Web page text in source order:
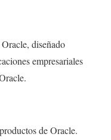
diseñado
empresariales
de Oracle.